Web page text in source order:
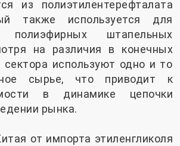
из полиэтилентерефталата
также используется для
полиэфирных штапельных
на различия в конечных
сектора используют одно и то
сырье, что приводит к
в динамике цепочки
рынка.
от импорта этиленгликоля